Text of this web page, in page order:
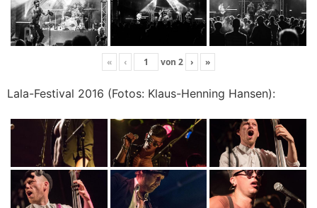
« ‹ von 2 › »
Lala-Festival 2016 (Fotos: Klaus-Henning Hansen):